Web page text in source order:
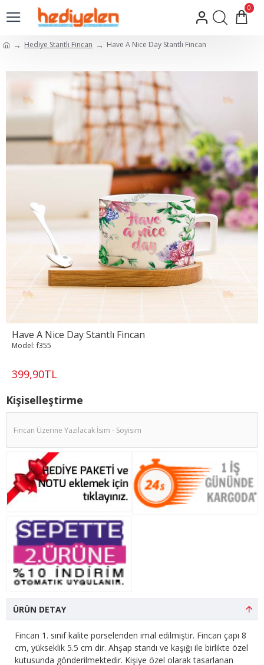
0
Hediye Stantlı Fincan Have A Nice Day Stantlı Fincan
Have A Nice Day Stantlı Fincan
399,90TL
Model: f355
Kişiselleştirme
ÜRÜN DETAY
Fincan 1. sınıf kalite porselenden imal edilmiştir. Fincan çapı 8
cm, yükseklik 5.5 cm dir. Ahşap standı ve kaşığı ile birlikte özel
kutusunda gönderilmektedir. Kişiye özel olarak tasarlanan